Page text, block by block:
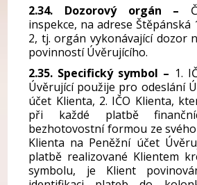
2.34. Dozorový orgán –
inspekce, na adrese Štěpánská
2, tj. orgán vykonávající dozor
povinností Úvěrujícího.
2.35. Specifický symbol – 1.
Úvěrující použije pro odeslání
účet Klienta, 2. IČO Klienta,
při každé platbě
bezhotovostní formou ze
Klienta na Peněžní účet
platbě realizované Klientem
symbolu, je Klient